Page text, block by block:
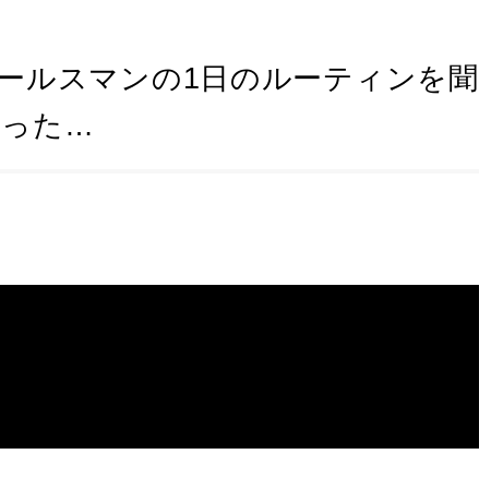
ルスマンの1日のルーティンを聞
った…